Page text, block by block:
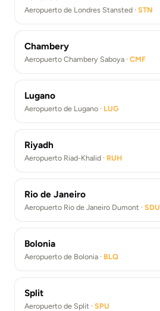
Aeropuerto de Londres Stansted · STN
Chambery
Aeropuerto Chambery Saboya · CMF
Lugano
Aeropuerto de Lugano · LUG
Riyadh
Aeropuerto Riad-Khalid · RUH
Rio de Janeiro
Aeropuerto Rio de Janeiro Dumont · SDU
Bolonia
Aeropuerto de Bolonia · BLQ
Split
Aeropuerto de Split · SPU